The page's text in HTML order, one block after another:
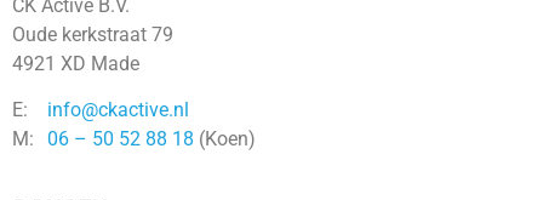
CK Active B.V.
Oude kerkstraat 79
4921 XD Made
E:
info@ckactive.nl
M:
06 – 50 52 88 18 (Koen)